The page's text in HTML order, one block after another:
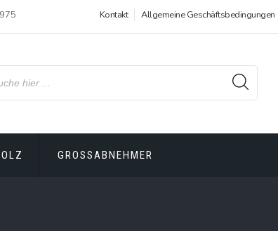
Kontakt Allgemeine Geschäftsbedingungen
GROSSABNEHMER